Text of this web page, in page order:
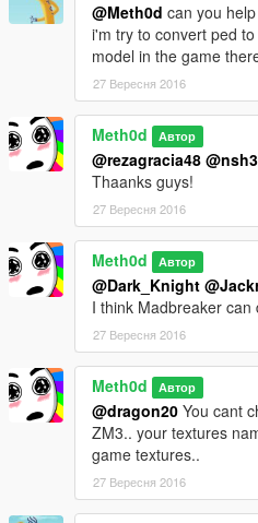
@Meth0d can you
i'm try to convert ped
model in the game
27 Вересня 2016
Meth0d Автор
@rezagracia48
Thaanks guys!
27 Вересня 2016
Meth0d Автор
@Dark_Knight
I think Madbreaker
27 Вересня 2016
Meth0d Автор
@dragon20 You cant
ZM3.. your textures
game textures..
27 Вересня 2016